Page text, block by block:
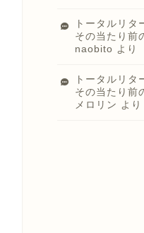
トータルリ
その当たり前
naobito より
トータルリ
その当たり前
メロリン より